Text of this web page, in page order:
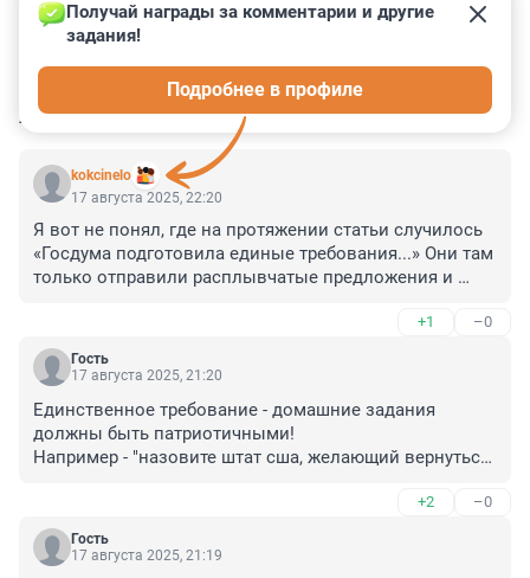
КОММЕНТАРИИ 32
kokcinelo
Получай награды за комментарии и другие
задания!
Подробнее в профиле
17 августа 2025, 22:20
Я вот не понял, где на протяжении статьи случилось
«Госдума подготовила единые требования...» Они там
только отправили расплывчатые предложения и
+1 –0
Гость
17 августа 2025, 21:20
Единственное требование - домашние задания
должны быть патриотичными!
Например - "назовите штат сша, желающий вернуться
Или "сколько мешков писем с просьбой повысить
пенсионный возраст в РФ до 115 лет - уже получила
+2 –0
Гость
17 августа 2025, 21:19